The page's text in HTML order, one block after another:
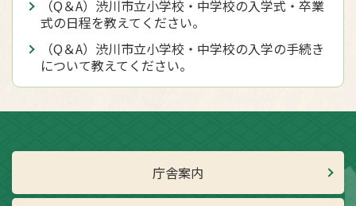
（Q＆A）渋川市立小学校・中学校の入学式・卒業
式の日程を教えてください。
（Q＆A）渋川市立小学校・中学校の入学の手続き
について教えてください。
庁舎案内